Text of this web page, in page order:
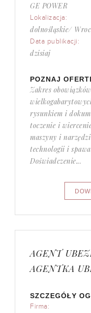
GE POWER
Lokalizacja:
dolnośląskie/
Data publikacji:
dzisiaj
POZNAJ
Zakres
rysunkiem i
toczenie i
maszyny i narzędzi
technologii i
Doświadczenie...
AGENT
AGENTKA
SZCZEGÓŁY
Firma: